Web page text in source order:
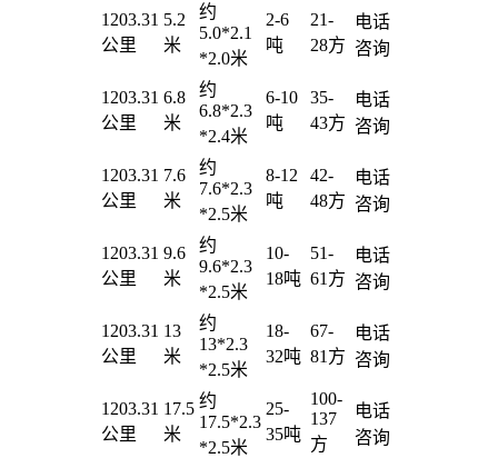
1203.31
公里
5.2
米
约
5.0*2.1
*2.0米
2-6
吨
21-
28方
电话
咨询
1203.31
公里
6.8
米
约
6.8*2.3
*2.4米
6-10
吨
35-
43方
电话
咨询
1203.31
公里
7.6
米
约
7.6*2.3
*2.5米
8-12
吨
42-
48方
电话
咨询
1203.31
公里
9.6
米
约
9.6*2.3
*2.5米
10-
18吨
51-
61方
电话
咨询
1203.31
公里
13
米
约
13*2.3
*2.5米
18-
32吨
67-
81方
电话
咨询
1203.31
公里
17.5
米
约
17.5*2.3
*2.5米
25-
35吨
100-
137
方
电话
咨询